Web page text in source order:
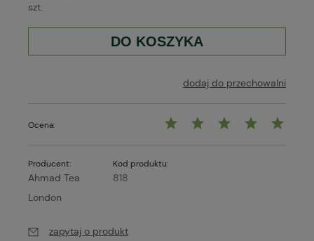
szt.
DO KOSZYKA
dodaj do przechowalni
Ocena:
Producent:
Ahmad Tea
London
Kod produktu:
818
zapytaj o produkt